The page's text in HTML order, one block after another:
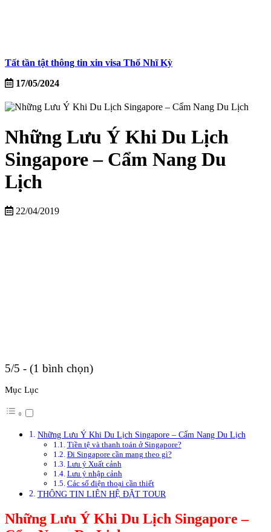
Tất tần tật thông tin xin visa Thổ Nhĩ Kỳ
17/05/2024
Những Lưu Ý Khi Du Lịch
Singapore – Cẩm Nang Du
Lịch
22/04/2019
5/5 - (1 bình chọn)
Mục Lục
Những Lưu Ý Khi Du Lịch Singapore – Cẩm Nang Du Lịch
Tiền tệ và thanh toán ở Singapore?
Đi Singapore cần mang theo gì?
Lưu ý Xuất cảnh
Lưu ý nhập cảnh
Các số điện thoại cần thiết
THÔNG TIN LIÊN HỆ ĐẶT TOUR
Những Lưu Ý Khi Du Lịch Singapore –